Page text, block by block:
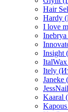
Hair
Hardy
I love
Insight
Itely
Janeke
Kaaral